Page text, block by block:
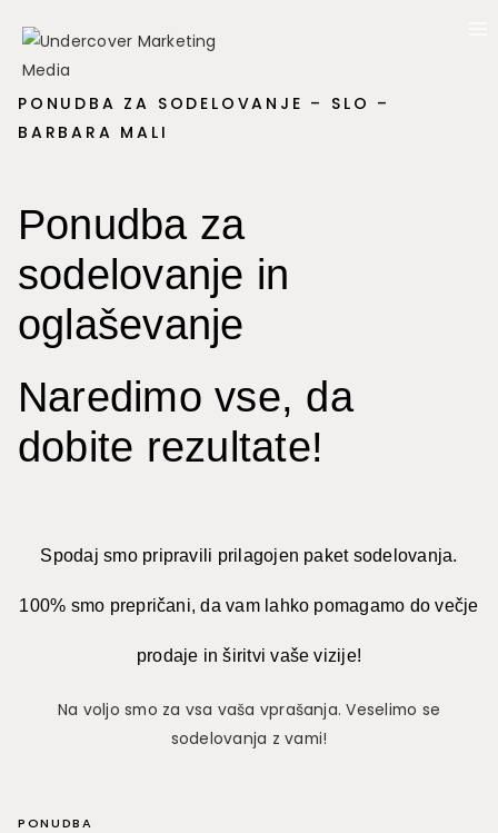
content
PONUDBA ZA SODELOVANJE – SLO –
BARBARA MALI
Ponudba za
sodelovanje in
oglaševanje
Naredimo vse, da
dobite rezultate!
Spodaj smo pripravili prilagojen paket sodelovanja.
100% smo prepričani, da vam lahko pomagamo do večje
prodaje in širitvi vaše vizije!
Na voljo smo za vsa vaša vprašanja. Veselimo se
sodelovanja z vami!
PONUDBA